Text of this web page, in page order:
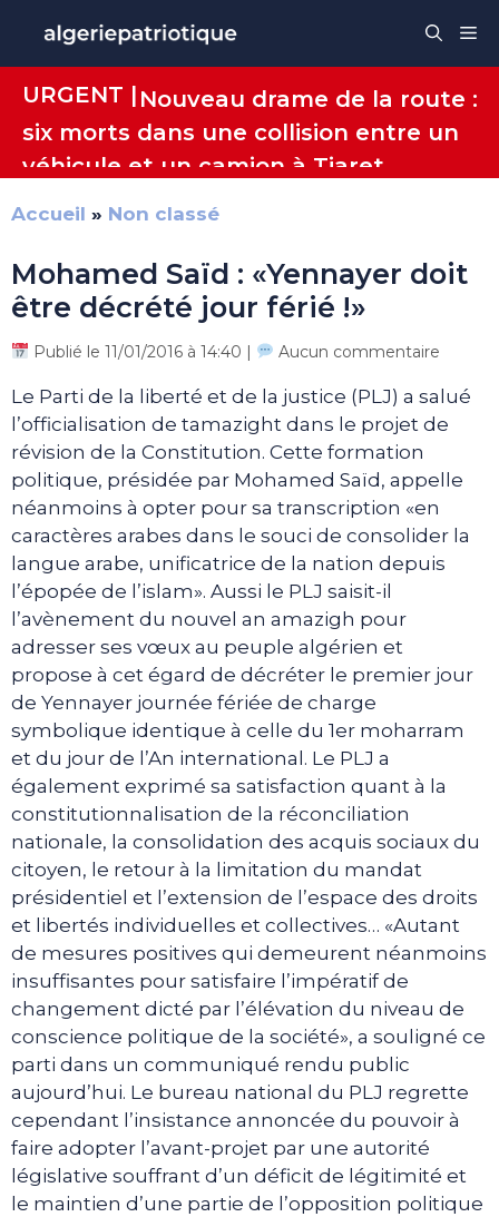
contenu
URGENT | Nouveau drame de la route :
six morts dans une collision entre un
véhicule et un camion à Tiaret
Accueil » Non classé
Mohamed Saïd : «Yennayer doit
être décrété jour férié !»
Publié le 11/01/2016 à 14:40 | Aucun commentaire
Le Parti de la liberté et de la justice (PLJ) a salué
l’officialisation de tamazight dans le projet de
révision de la Constitution. Cette formation
politique, présidée par Mohamed Saïd, appelle
néanmoins à opter pour sa transcription «en
caractères arabes dans le souci de consolider la
langue arabe, unificatrice de la nation depuis
l’épopée de l’islam». Aussi le PLJ saisit-il
l’avènement du nouvel an amazigh pour
adresser ses vœux au peuple algérien et
propose à cet égard de décréter le premier jour
de Yennayer journée fériée de charge
symbolique identique à celle du 1er moharram
et du jour de l’An international. Le PLJ a
également exprimé sa satisfaction quant à la
constitutionnalisation de la réconciliation
nationale, la consolidation des acquis sociaux du
citoyen, le retour à la limitation du mandat
présidentiel et l’extension de l’espace des droits
et libertés individuelles et collectives… «Autant
de mesures positives qui demeurent néanmoins
insuffisantes pour satisfaire l’impératif de
changement dicté par l’élévation du niveau de
conscience politique de la société», a souligné ce
parti dans un communiqué rendu public
aujourd’hui. Le bureau national du PLJ regrette
cependant l’insistance annoncée du pouvoir à
faire adopter l’avant-projet par une autorité
législative souffrant d’un déficit de légitimité et
le maintien d’une partie de l’opposition politique